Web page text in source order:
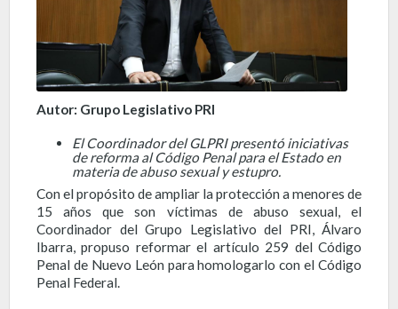
Autor: Grupo Legislativo PRI
El Coordinador del GLPRI presentó iniciativas
de reforma al Código Penal para el Estado en
materia de abuso sexual y estupro.
Con el propósito de ampliar la protección a menores de
15 años que son víctimas de abuso sexual, el
Coordinador del Grupo Legislativo del PRI, Álvaro
Ibarra, propuso reformar el artículo 259 del Código
Penal de Nuevo León para homologarlo con el Código
Penal Federal.